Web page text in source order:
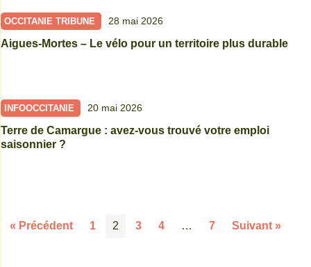
OCCITANIE TRIBUNE 28 mai 2026
Aigues-Mortes – Le vélo pour un territoire plus durable
INFOOCCITANIE 20 mai 2026
Terre de Camargue : avez-vous trouvé votre emploi
saisonnier ?
« Précédent 1 2 3 4 … 7 Suivant »